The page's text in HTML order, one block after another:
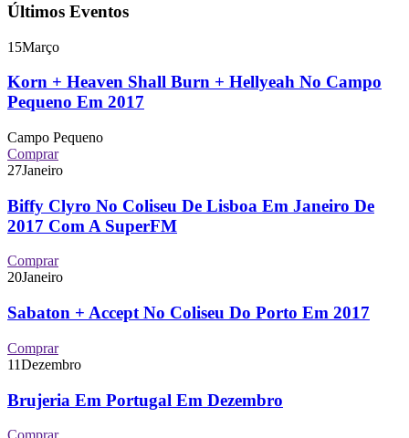
Últimos Eventos
15Março
Korn + Heaven Shall Burn + Hellyeah No Campo
Pequeno Em 2017
Campo Pequeno
Comprar
27Janeiro
Biffy Clyro No Coliseu De Lisboa Em Janeiro De
2017 Com A SuperFM
Comprar
20Janeiro
Sabaton + Accept No Coliseu Do Porto Em 2017
Comprar
11Dezembro
Brujeria Em Portugal Em Dezembro